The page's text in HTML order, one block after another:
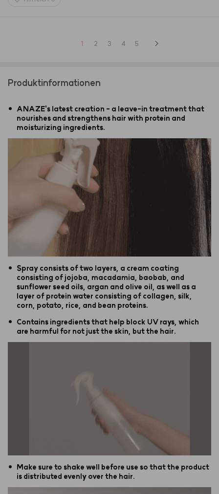
1 2 3 4 5
Produktinformationen
• ANAZE's latest creation - a leave-in treatment that
nourishes and strengthens hair with protein and
moisturizing ingredients.
•
Spray consists of two layers, a cream coating
consisting of jojoba, macadamia, baobab, and
sunflower seed oils, argan and olive oil, as well as a
layer of protein water consisting of collagen, silk,
corn, potato, rice, and bean proteins.
•
Contains ingredients that help block UV rays, which
are harmful for not just the skin, but the hair.
•
Make sure to shake well before use so that the product
is distributed evenly over the hair.